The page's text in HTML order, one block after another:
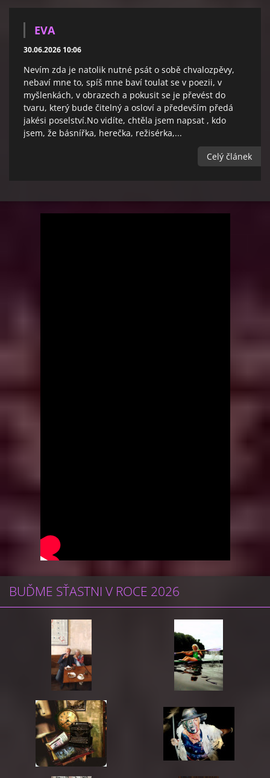
EVA
30.06.2026 10:06
Nevím zda je natolik nutné psát o sobě chvalozpěvy,
nebaví mne to, spíš mne baví toulat se v poezii, v
myšlenkách, v obrazech a pokusit se je převést do
tvaru, který bude čitelný a osloví a především předá
jakési poselství.No vidíte, chtěla jsem napsat , kdo
jsem, že básnířka, herečka, režisérka,...
Celý článek
BUĎME SŤASTNI V ROCE 2026